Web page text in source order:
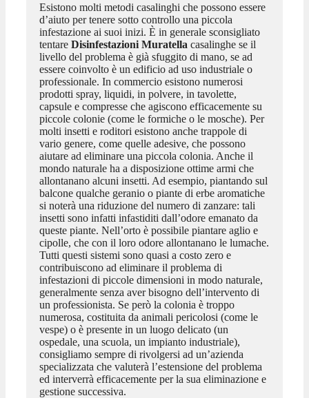
Esistono molti metodi casalinghi che possono essere
d’aiuto per tenere sotto controllo una piccola
infestazione ai suoi inizi. È in generale sconsigliato
tentare Disinfestazioni Muratella casalinghe se il
livello del problema è già sfuggito di mano, se ad
essere coinvolto è un edificio ad uso industriale o
professionale. In commercio esistono numerosi
prodotti spray, liquidi, in polvere, in tavolette,
capsule e compresse che agiscono efficacemente su
piccole colonie (come le formiche o le mosche). Per
molti insetti e roditori esistono anche trappole di
vario genere, come quelle adesive, che possono
aiutare ad eliminare una piccola colonia. Anche il
mondo naturale ha a disposizione ottime armi che
allontanano alcuni insetti. Ad esempio, piantando sul
balcone qualche geranio o piante di erbe aromatiche
si noterà una riduzione del numero di zanzare: tali
insetti sono infatti infastiditi dall’odore emanato da
queste piante. Nell’orto è possibile piantare aglio e
cipolle, che con il loro odore allontanano le lumache.
Tutti questi sistemi sono quasi a costo zero e
contribuiscono ad eliminare il problema di
infestazioni di piccole dimensioni in modo naturale,
generalmente senza aver bisogno dell’intervento di
un professionista. Se però la colonia è troppo
numerosa, costituita da animali pericolosi (come le
vespe) o è presente in un luogo delicato (un
ospedale, una scuola, un impianto industriale),
consigliamo sempre di rivolgersi ad un’azienda
specializzata che valuterà l’estensione del problema
ed interverrà efficacemente per la sua eliminazione e
gestione successiva.